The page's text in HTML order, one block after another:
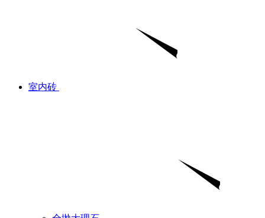
室内砖